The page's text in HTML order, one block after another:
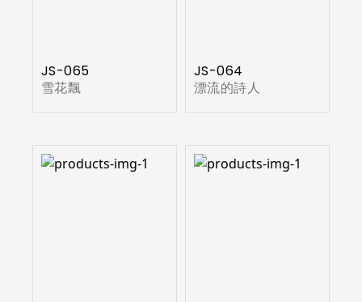
JS-065
雪花飄
JS-064
漂流的詩人